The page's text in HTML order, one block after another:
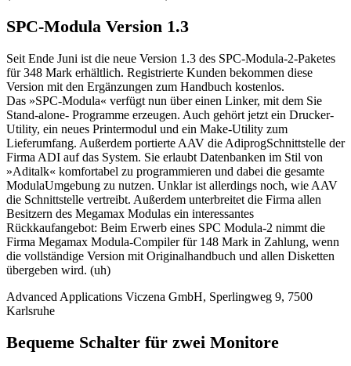
SPC-Modula Version 1.3
Seit Ende Juni ist die neue Version 1.3 des SPC-Modula-2-Paketes
für 348 Mark erhältlich. Registrierte Kunden bekommen diese
Version mit den Ergänzungen zum Handbuch kostenlos.
Das »SPC-Modula« verfügt nun über einen Linker, mit dem Sie
Stand-alone- Programme erzeugen. Auch gehört jetzt ein Drucker-
Utility, ein neues Printermodul und ein Make-Utility zum
Lieferumfang. Außerdem portierte AAV die AdiprogSchnittstelle der
Firma ADI auf das System. Sie erlaubt Datenbanken im Stil von
»Aditalk« komfortabel zu programmieren und dabei die gesamte
ModulaUmgebung zu nutzen. Unklar ist allerdings noch, wie AAV
die Schnittstelle vertreibt. Außerdem unterbreitet die Firma allen
Besitzern des Megamax Modulas ein interessantes
Rückkaufangebot: Beim Erwerb eines SPC Modula-2 nimmt die
Firma Megamax Modula-Compiler für 148 Mark in Zahlung, wenn
die vollständige Version mit Originalhandbuch und allen Disketten
übergeben wird. (uh)
Advanced Applications Viczena GmbH, Sperlingweg 9, 7500
Karlsruhe
Bequeme Schalter für zwei Monitore